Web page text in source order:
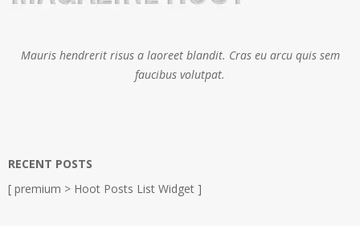
Mauris hendrerit risus a laoreet blandit. Cras eu arcu quis sem
faucibus volutpat.
RECENT POSTS
[ premium > Hoot Posts List Widget ]